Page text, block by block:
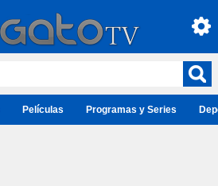
Películas Programas y Series